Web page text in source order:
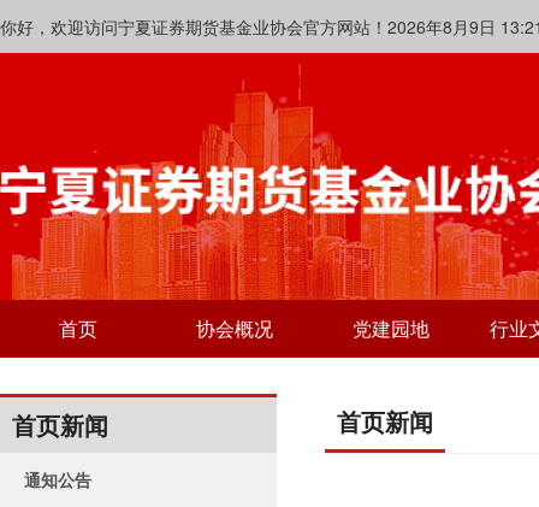
你好，欢迎访问宁夏证券期货基金业协会官方网站！2026年8月9日
首页 协会概况 党建园地 行业
首页新闻
通知公告
首页新闻